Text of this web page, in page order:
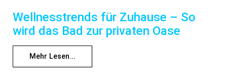
Wellnesstrends für Zuhause – So
wird das Bad zur privaten Oase
Mehr Lesen...